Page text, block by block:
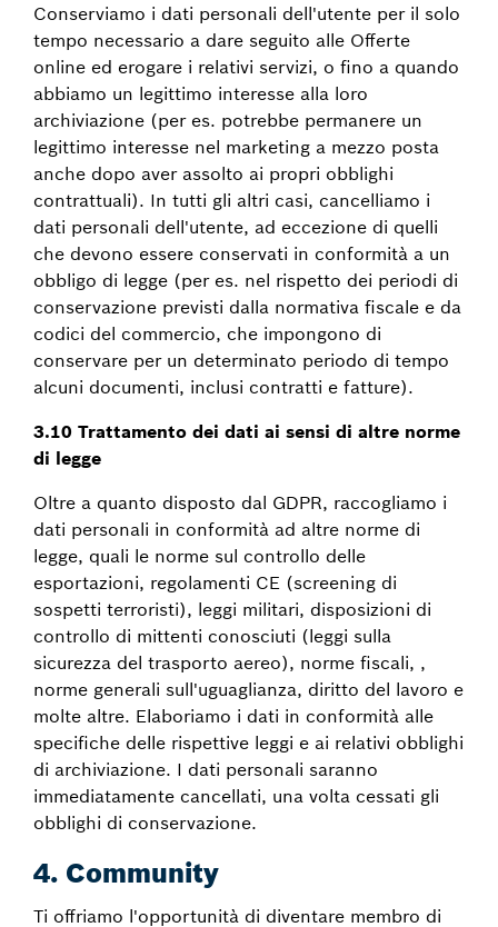
Conserviamo i dati personali dell'utente per il solo
tempo necessario a dare seguito alle Offerte
online ed erogare i relativi servizi, o fino a quando
abbiamo un legittimo interesse alla loro
archiviazione (per es. potrebbe permanere un
legittimo interesse nel marketing a mezzo posta
anche dopo aver assolto ai propri obblighi
contrattuali). In tutti gli altri casi, cancelliamo i
dati personali dell'utente, ad eccezione di quelli
che devono essere conservati in conformità a un
obbligo di legge (per es. nel rispetto dei periodi di
conservazione previsti dalla normativa fiscale e da
codici del commercio, che impongono di
conservare per un determinato periodo di tempo
alcuni documenti, inclusi contratti e fatture).
3.10 Trattamento dei dati ai sensi di altre norme
di legge
Oltre a quanto disposto dal GDPR, raccogliamo i
dati personali in conformità ad altre norme di
legge, quali le norme sul controllo delle
esportazioni, regolamenti CE (screening di
sospetti terroristi), leggi militari, disposizioni di
controllo di mittenti conosciuti (leggi sulla
sicurezza del trasporto aereo), norme fiscali, ,
norme generali sull'uguaglianza, diritto del lavoro e
molte altre. Elaboriamo i dati in conformità alle
specifiche delle rispettive leggi e ai relativi obblighi
di archiviazione. I dati personali saranno
immediatamente cancellati, una volta cessati gli
obblighi di conservazione.
4. Community
Ti offriamo l'opportunità di diventare membro di